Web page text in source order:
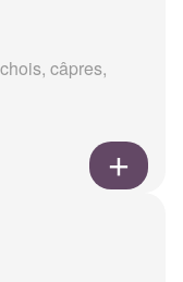
câpres,